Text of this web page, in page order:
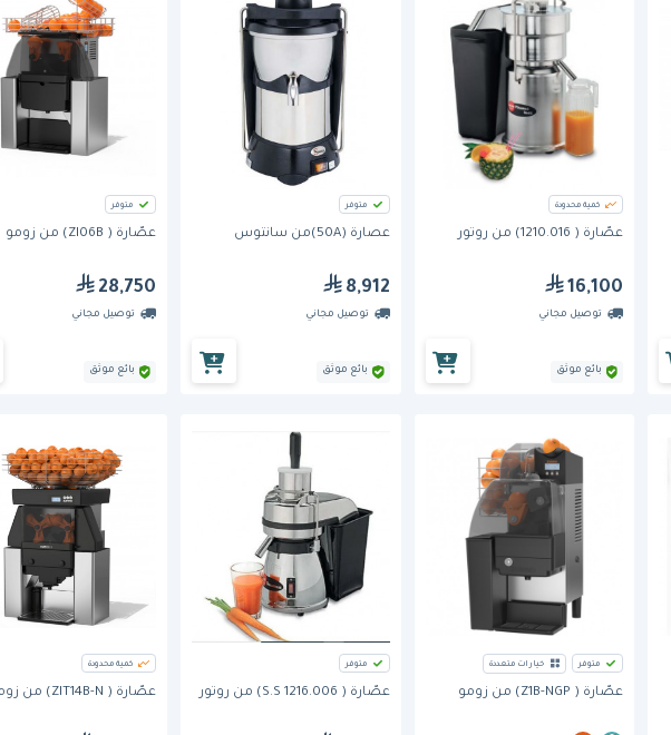
كمية محدودة
عصّارة ( 1210.016) من روتور
16,100
توصيل مجاني
بائع موثق
متوفر
عصارة (50A)من سانتوس
8,912
توصيل مجاني
بائع موثق
متوفر
عصّارة ( ZI06B) من زومو
28,750
توصيل مجاني
بائع موثق
متوفر خيارات متعددة
عصّارة ( Z1B-NGP) من زومو
متوفر
عصّارة ( 1216.006 S.S) من روتور
كمية محدودة
عصّارة ( ZIT14B-N) من زومو